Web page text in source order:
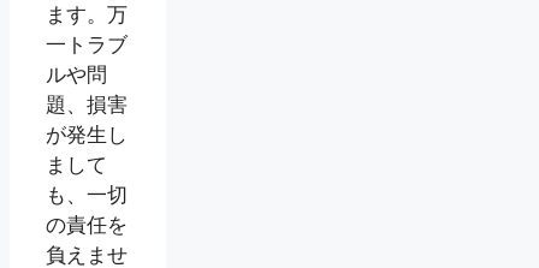
ます。万
一トラブ
ルや問
題、損害
が発生し
まして
も、一切
の責任を
負えませ